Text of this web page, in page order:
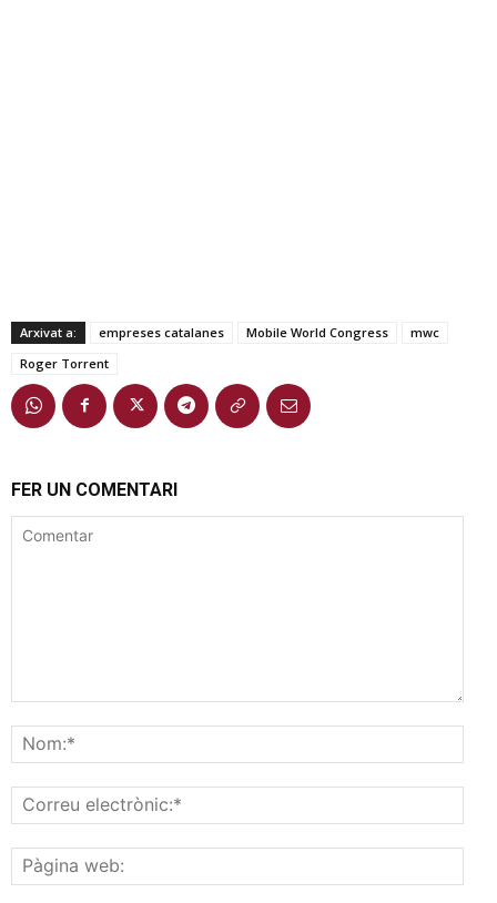
Arxivat a: empreses catalanes Mobile World Congress
mwc
Roger Torrent
FER UN COMENTARI
web: